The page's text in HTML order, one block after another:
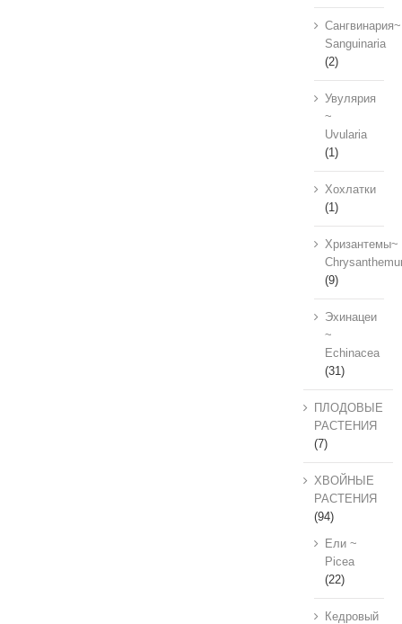
Сангвинария~
Sanguinaria
(2)
Увулярия
~
Uvularia
(1)
Хохлатки
(1)
Хризантемы~
(9)
Эхинацеи
~
Echinacea
(31)
ПЛОДОВЫЕ
РАСТЕНИЯ
(7)
ХВОЙНЫЕ
РАСТЕНИЯ
(94)
Ели ~
Picea
(22)
Кедровый